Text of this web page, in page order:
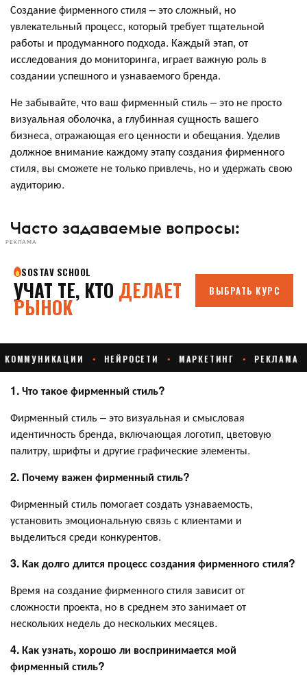
Создание фирменного стиля – это сложный, но
увлекательный процесс, который требует тщательной
работы и продуманного подхода. Каждый этап, от
исследования до мониторинга, играет важную роль в
создании успешного и узнаваемого бренда.
Не забывайте, что ваш фирменный стиль – это не просто
визуальная оболочка, а глубинная сущность вашего
бизнеса, отражающая его ценности и обещания. Уделив
должное внимание каждому этапу создания фирменного
стиля, вы сможете не только привлечь, но и удержать свою
аудиторию.
Часто задаваемые вопросы:
РЕКЛАМА
1. Что такое фирменный стиль?
Фирменный стиль – это визуальная и смысловая
идентичность бренда, включающая логотип, цветовую
палитру, шрифты и другие графические элементы.
2. Почему важен фирменный стиль?
Фирменный стиль помогает создать узнаваемость,
установить эмоциональную связь с клиентами и
выделиться среди конкурентов.
3. Как долго длится процесс создания фирменного стиля?
Время на создание фирменного стиля зависит от
сложности проекта, но в среднем это занимает от
нескольких недель до нескольких месяцев.
4. Как узнать, хорошо ли воспринимается мой
фирменный стиль?